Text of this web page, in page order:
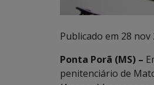
Publicado em 28 nov
Ponta Porã (MS) –
penitenciário de